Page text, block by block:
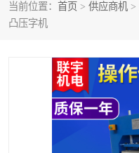
当前位置： 首页 > 供应商机 >
凸压字机
3040凹凸压花机
高频压花压标机
泡壳包装封口机